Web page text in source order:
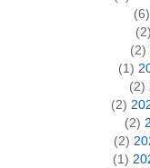
(6)
(2)
(2)
(1)
(2)
(2)
(2)
(2)
(1)